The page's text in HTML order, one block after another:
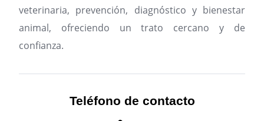
veterinaria, prevención, diagnóstico y bienestar
animal, ofreciendo un trato cercano y de
confianza.
Teléfono de contacto